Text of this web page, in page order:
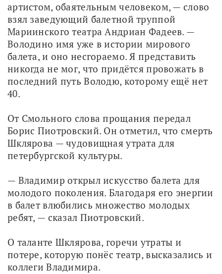
артистом, обаятельным человеком, — слово
взял заведующий балетной труппой
Мариинского театра Андриан Фадеев. —
Володино имя уже в истории мирового
балета, и оно несгораемо. Я представить
никогда не мог, что придётся провожать в
последний путь Володю, которому ещё нет
40.
От Смольного слова прощания передал
Борис Пиотровский. Он отметил, что смерть
Шклярова — чудовищная утрата для
петербургской культуры.
— Владимир открыл искусство балета для
молодого поколения. Благодаря его энергии
в балет влюбились множество молодых
ребят, — сказал Пиотровский.
О таланте Шклярова, горечи утраты и
потере, которую понёс театр, высказались и
коллеги Владимира.